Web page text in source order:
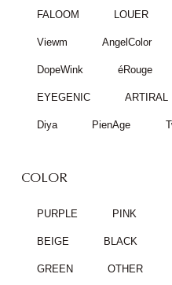
FALOOM LOUER
Viewm AngelColor
DopeWink éRouge
EYEGENIC ARTIRAL
Diya PienAge
COLOR
PURPLE PINK
BEIGE BLACK
GREEN OTHER